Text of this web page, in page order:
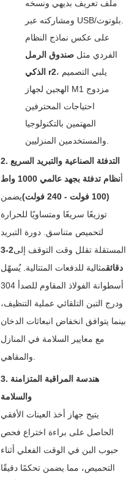
ملف تعريف بديهي ونسخه
على عكس نماذج النظام
الفردي مثل ‌صندوق الرمل
الذكي r2‌، يلبي التصميم
الهجين لجهاز M1 مزدوج
احتياجات المحترفين
المهتمين بالتكنولوجيا
2. التدفئة الصناعية والتبريد السريع
أ‌
نظام تدفئة بجهد عالمي 1000 واط
(100 فولت - 240 فولت)
يضمن
توزيعًا سريعًا ومتساويًا للحرارة
لتحميص متناسق. دورة التبريد
المستقلة تقلل وقت التوقف إلى
2-3
دقائقمثالية للدفعات المتتالية. يُسهّل
أسطوانة الفولاذ المقاوم للصدأ 304
ودرج التبن التلقائي عملية التنظيف،
بينما يتوافق انخفاض انبعاثات الدخان
مع معايير السلامة في المنازل
3. هندسة المراقبة المتزامنة
والسلامة
يتيح جهاز أخذ العينات الأفقي
الحاصل على براءة اختراع فحص
حبوب البن في الوقت الفعلي أثناء
التحميص، مما يضمن تحكمًا دقيقًا